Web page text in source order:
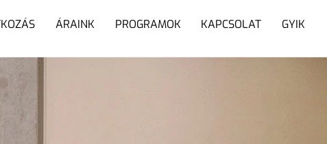
ÁRAINK PROGRAMOK KAPCSOLAT GYIK